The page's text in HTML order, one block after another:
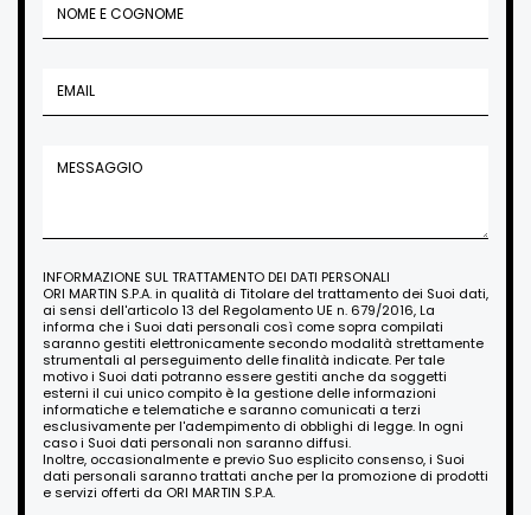
INFORMAZIONE SUL TRATTAMENTO DEI DATI PERSONALI
ORI MARTIN S.P.A. in qualità di Titolare del trattamento dei Suoi dati,
ai sensi dell'articolo 13 del Regolamento UE n. 679/2016, La
informa che i Suoi dati personali così come sopra compilati
saranno gestiti elettronicamente secondo modalità strettamente
strumentali al perseguimento delle finalità indicate. Per tale
motivo i Suoi dati potranno essere gestiti anche da soggetti
esterni il cui unico compito è la gestione delle informazioni
informatiche e telematiche e saranno comunicati a terzi
esclusivamente per l'adempimento di obblighi di legge. In ogni
caso i Suoi dati personali non saranno diffusi.
Inoltre, occasionalmente e previo Suo esplicito consenso, i Suoi
dati personali saranno trattati anche per la promozione di prodotti
e servizi offerti da ORI MARTIN S.P.A.